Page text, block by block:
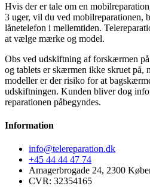
Hvis der er tale om en
3 uger, vil du ved mobilreparationen,
lånetelefon i mellemtiden.
at vælge mærke og model.
Obs ved udskiftning af forskærmen på
og tablets er skærmen ikke skruet på,
modeller er der risiko for at
udskiftningen. Kunden bliver dog
reparationen påbegyndes.
Information
info@telereparation.dk
+45 44 44 47 74
Amagerbrogade 24, 2300
CVR: 32354165